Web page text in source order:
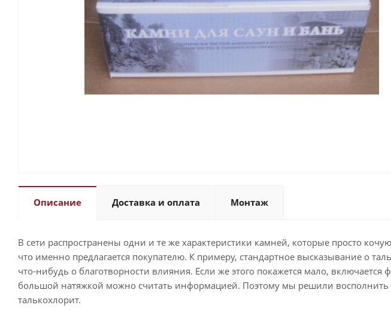
Описание Доставка и оплата Монтаж
В сети распространены одни и те же характеристики камней, которые просто
что именно предлагается покупателю. К примеру, стандартное высказывание о
что-нибудь о благотворности влияния. Если же этого покажется мало,
большой натяжкой можно считать информацией. Поэтому мы решили восполнить
талькохлорит.